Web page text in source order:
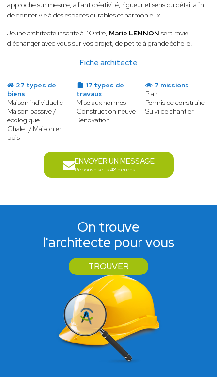
Fiche architecte
approche sur mesure, alliant créativité, rigueur et sens du détail afin
de donner vie à des espaces durables et harmonieux.
Jeune architecte inscrite à l’Ordre, Marie LENNON sera ravie
d'échanger avec vous sur vos projet, de petite à grande échelle.
27 types de
biens
Maison individuelle
Maison passive /
écologique
Chalet / Maison en
bois
17 types de
travaux
Mise aux normes
Construction neuve
Rénovation
7 missions
Plan
Permis de construire
Suivi de chantier
ENVOYER UN MESSAGE
Réponse sous 48 heures
On trouve
l'architecte pour vous
TROUVER